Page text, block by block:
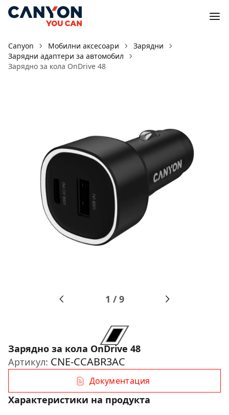
Canyon Мобилни аксесоари
Зарядни
Зарядни адаптери за автомобил
Зарядно за кола OnDrive 48
1 /9
Зарядно за кола OnDrive 48
Артикул: CNE-CCABR3AC
Документация
Характеристики на продукта